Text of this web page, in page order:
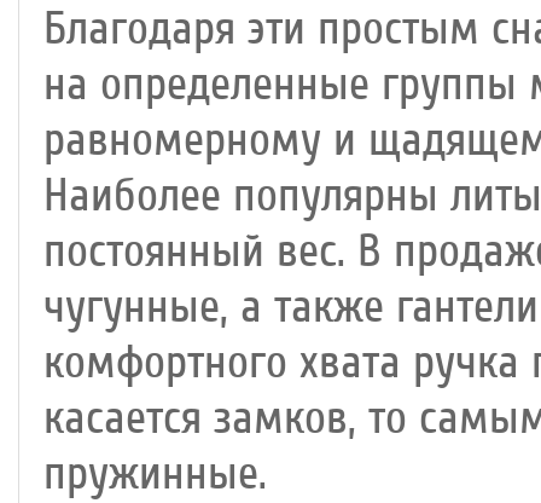
Благодаря эти простым
на определенные группы
равномерному и
Наиболее популярны
постоянный вес. В
чугунные, а также
комфортного хвата
касается замков, то
пружинные.